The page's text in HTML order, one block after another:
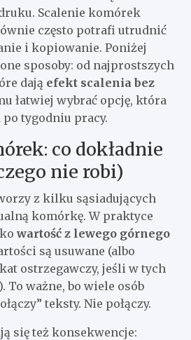
Scalenie komórek
często potrafi utrudnić
i kopiowanie. Poniżej
sposoby: od najprostszych
dają efekt scalenia bez
łatwiej wybrać opcję, która
tygodniu pracy.
co dokładnie
nie robi)
z kilku sąsiadujących
komórkę. W praktyce
wartość z lewego górnego
są usuwane (albo
ostrzegawczy, jeśli w tych
To ważne, bo wiele osób
teksty. Nie połączy.
się też konsekwencje: